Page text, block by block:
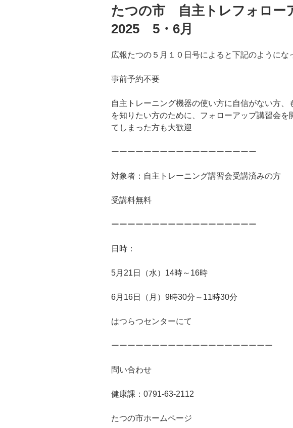
稿
日:
たつの市 自主トレフォロー
2025 5・6月
広報たつの５月１０日号によると下記のようにな
事前予約不要
自主トレーニング機器の使い方に自信がない方、
を知りたい方のために、フォローアップ講習会を
てしまった方も大歓迎
ーーーーーーーーーーーーーーーーーー
対象者：自主トレーニング講習会受講済みの方
受講料無料
ーーーーーーーーーーーーーーーーーー
日時：
5月21日（水）14時～16時
6月16日（月）9時30分～11時30分
はつらつセンターにて
ーーーーーーーーーーーーーーーーーーーー
問い合わせ
健康課：0791-63-2112
たつの市ホームページ